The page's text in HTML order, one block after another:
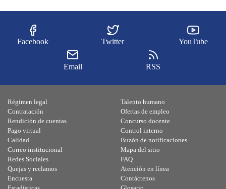
Facebook Twitter YouTube
Email RSS
Régimen legal
Contratación
Rendición de cuentas
Pago virtual
Calidad
Talento humano
Ofertas de empleo
Concurso docente
Control interno
Buzón de notificaciones
Correo institucional
Redes Sociales
Quejas y reclamos
Encuesta
Mapa del sitio
FAQ
Atención en línea
Contáctenos